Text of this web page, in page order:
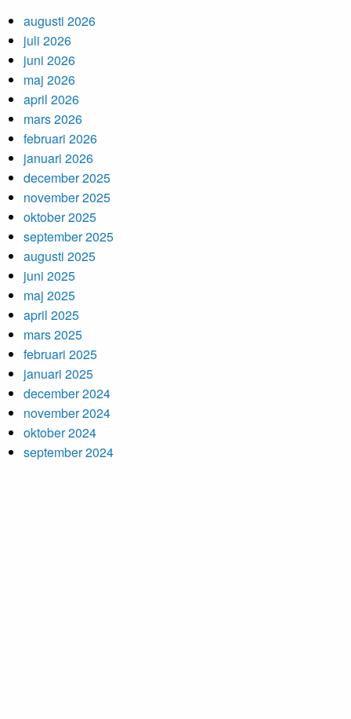
augusti 2026
juli 2026
juni 2026
maj 2026
april 2026
mars 2026
februari 2026
januari 2026
december 2025
november 2025
oktober 2025
september 2025
augusti 2025
juni 2025
maj 2025
april 2025
mars 2025
februari 2025
januari 2025
december 2024
november 2024
oktober 2024
september 2024